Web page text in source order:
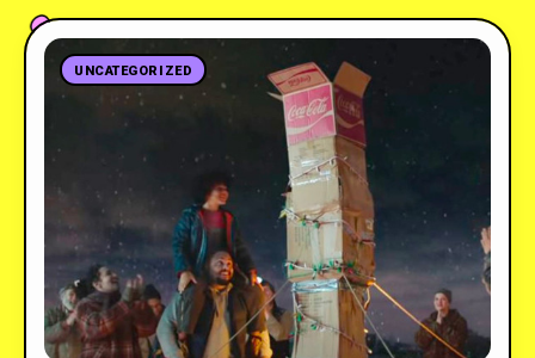
UNCATEGORIZED